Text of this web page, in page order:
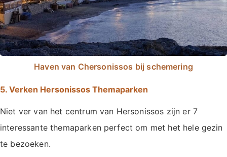
Haven van Chersonissos bij schemering
5. Verken Hersonissos Themaparken
Niet ver van het centrum van Hersonissos zijn er 7
interessante themaparken perfect om met het hele gezin
te bezoeken.